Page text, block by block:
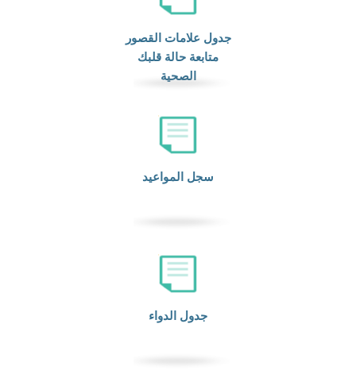
جدول علامات القصور
متابعة حالة قلبك
الصحية
سجل المواعيد
جدول الدواء